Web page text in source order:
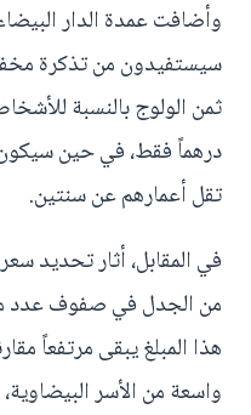
وأضافت عمدة الدار
درهماً فقط، في حين سيكون
تقل أعمارهم عن سنتين.
من الجدل في صفوف عدد من
هذا المبلغ يبقى مرتفعاً
واسعة من الأسر